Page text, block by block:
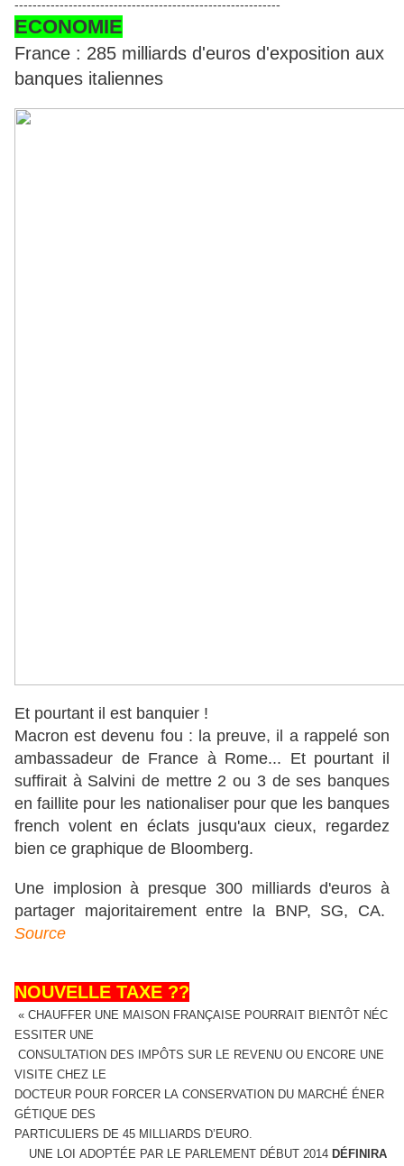
-----------------------------------------------------------
ECONOMIE
France : 285 milliards d'euros d'exposition aux
banques italiennes
Et pourtant il est banquier !
Macron est devenu fou : la preuve, il a rappelé son
ambassadeur de France à Rome... Et pourtant il
suffirait à Salvini de mettre 2 ou 3 de ses banques
en faillite pour les nationaliser pour que les banques
french volent en éclats jusqu'aux cieux, regardez
bien ce graphique de Bloomberg.
Une implosion à presque 300 milliards d'euros à
partager majoritairement entre la BNP, SG, CA.
Source
NOUVELLE TAXE ??
« CHAUFFER UNE MAISON FRANÇAISE POURRAIT BIENTÔT NÉC
ESSITER UNE
CONSULTATION DES IMPÔTS SUR LE REVENU OU ENCORE UNE
VISITE CHEZ LE
DOCTEUR POUR FORCER LA CONSERVATION DU MARCHÉ ÉNER
GÉTIQUE DES
PARTICULIERS DE 45 MILLIARDS D’EURO.
UNE LOI ADOPTÉE PAR LE PARLEMENT DÉBUT 2014 DÉFINIRA